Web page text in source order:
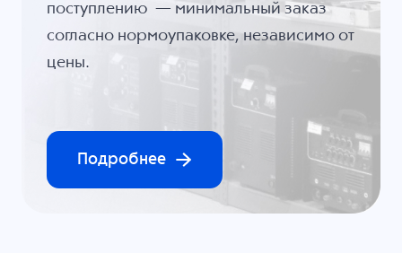
поступлению — минимальный заказ
согласно нормоупаковке, независимо от
цены.
Подробнее